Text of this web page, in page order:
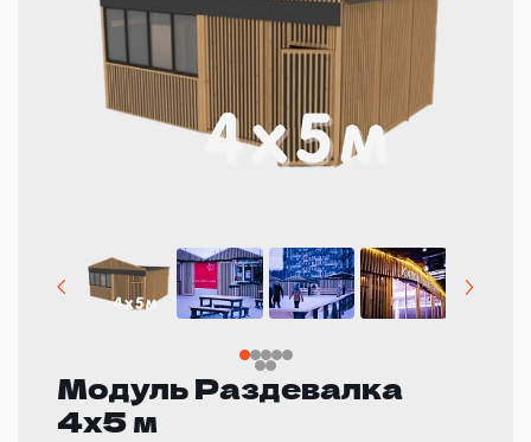
Модуль Раздевалка
4х5 м